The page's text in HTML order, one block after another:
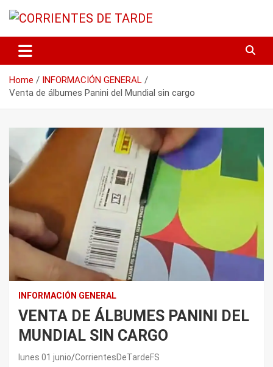
CORRIENTES DE TARDE
Home
INFORMACIÓN GENERAL
Venta de álbumes Panini del Mundial sin cargo
INFORMACIÓN GENERAL
VENTA DE ÁLBUMES PANINI DEL
MUNDIAL SIN CARGO
lunes 01 junio CorrientesDeTardeFS